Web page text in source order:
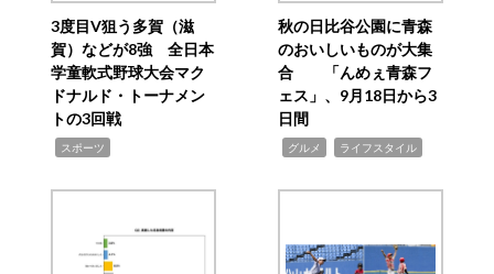
3度目V狙う多賀（滋
賀）などが8強 全日本
学童軟式野球大会マク
ドナルド・トーナメン
トの3回戦
スポーツ
秋の日比谷公園に青森
のおいしいものが大集
合 「んめぇ青森フ
ェス」、9月18日から3
日間
グルメ ライフスタイル